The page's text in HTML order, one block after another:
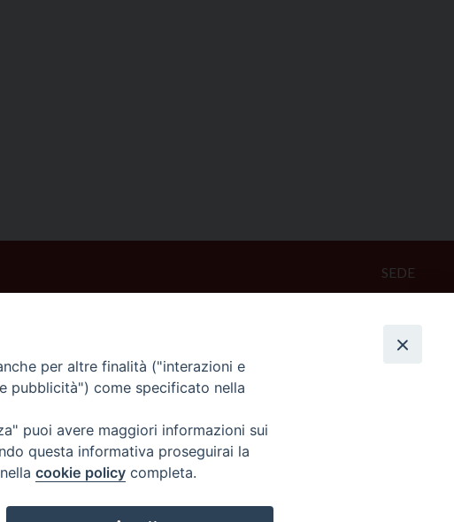
SEDE
Piazza Mario Dottori, 14
per altre finalità ("interazioni e
pubblicità") come specificato nella
puoi avere maggiori informazioni sui
questa informativa proseguirai la
cookie policy completa.